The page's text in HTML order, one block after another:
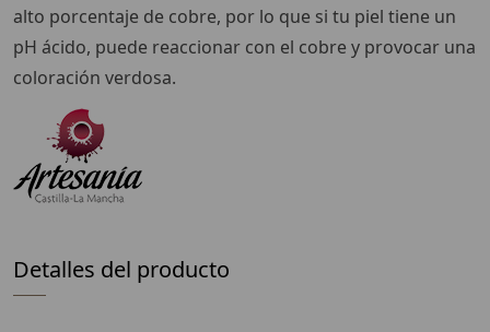
alto porcentaje de cobre, por lo que si tu piel tiene un
pH ácido, puede reaccionar con el cobre y provocar una
coloración verdosa.
Detalles del producto